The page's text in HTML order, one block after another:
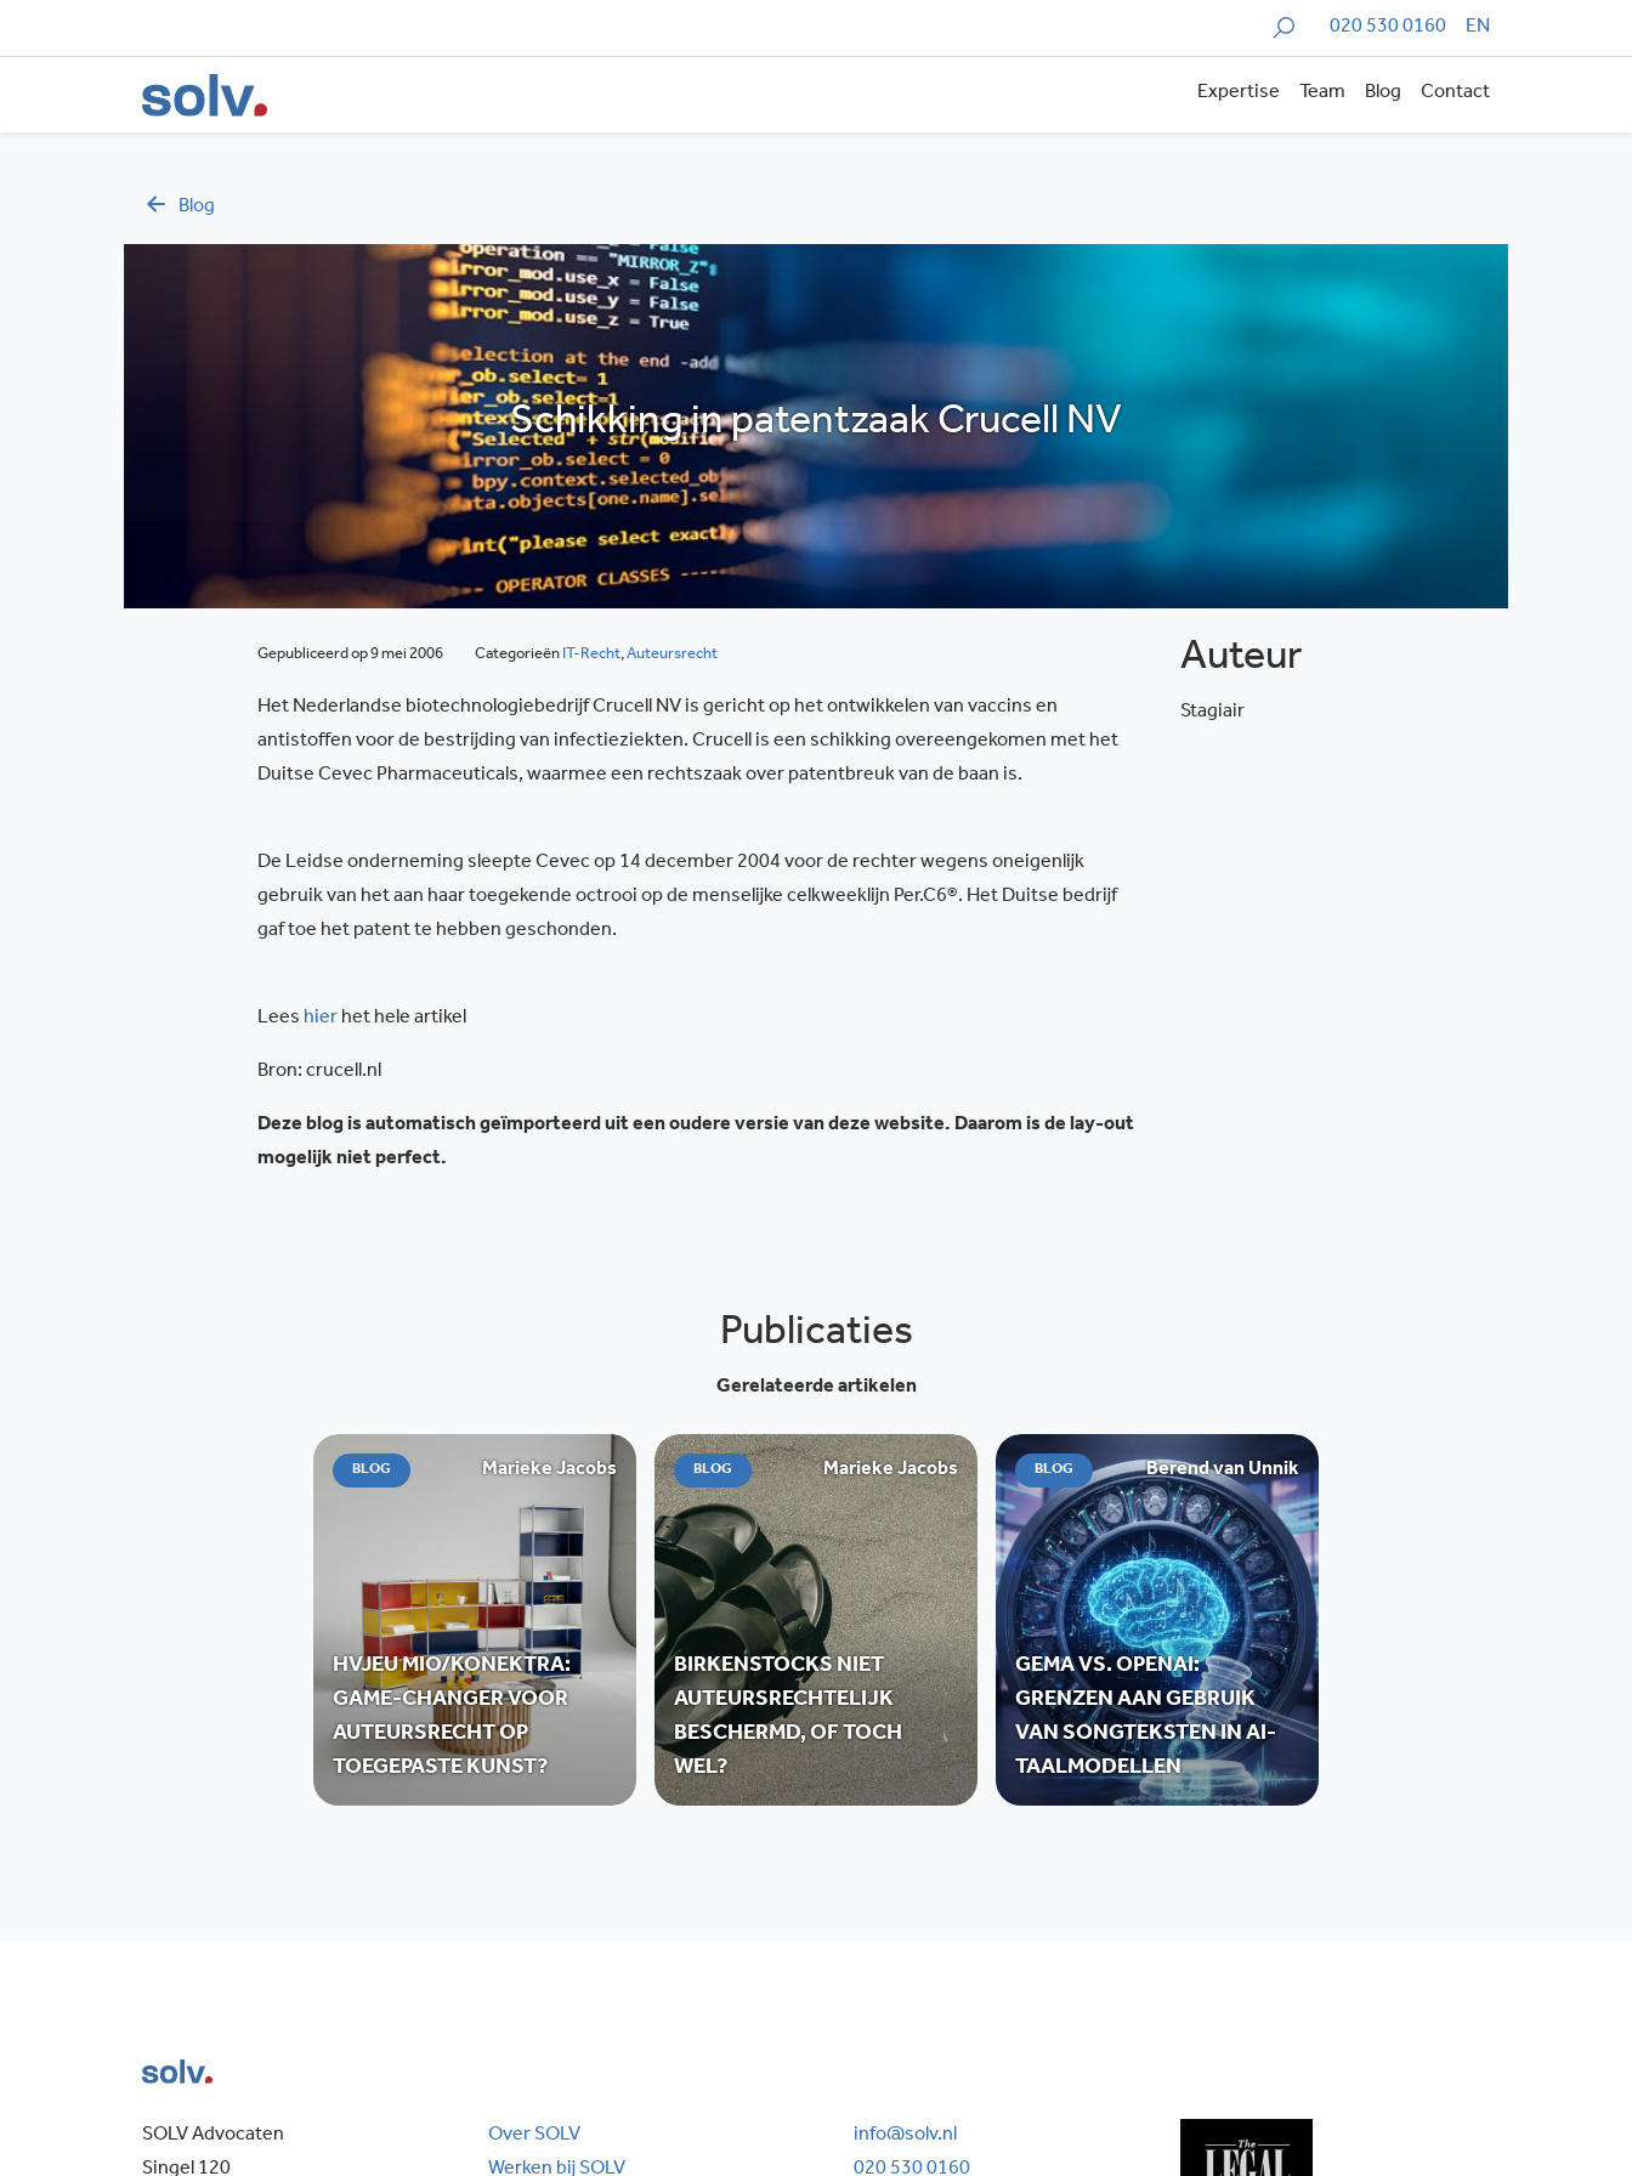
Zoeken 020 530 0160 EN
Expertise Team Blog Contact
Blog
Schikking in patentzaak Crucell NV
Gepubliceerd op 9 mei 2006 Categorieën IT-Recht,Auteursrecht
Het Nederlandse biotechnologiebedrijf Crucell NV is gericht op het ontwikkelen van vaccins en
antistoffen voor de bestrijding van infectieziekten. Crucell is een schikking overeengekomen met het
Duitse Cevec Pharmaceuticals, waarmee een rechtszaak over patentbreuk van de baan is.
De Leidse onderneming sleepte Cevec op 14 december 2004 voor de rechter wegens oneigenlijk
gebruik van het aan haar toegekende octrooi op de menselijke celkweeklijn Per.C6®. Het Duitse bedrijf
gaf toe het patent te hebben geschonden.
Lees hier het hele artikel
Bron: crucell.nl
Deze blog is automatisch geïmporteerd uit een oudere versie van deze website. Daarom is de lay-out
mogelijk niet perfect.
Auteur
Stagiair
Publicaties
Gerelateerde artikelen
BLOG Marieke Jacobs
HVJEU MIO/KONEKTRA:
GAME-CHANGER VOOR
AUTEURSRECHT OP
TOEGEPASTE KUNST?
BLOG Marieke Jacobs
BIRKENSTOCKS NIET
AUTEURSRECHTELIJK
BESCHERMD, OF TOCH
WEL?
BLOG Berend van Unnik
GEMA VS. OPENAI:
GRENZEN AAN GEBRUIK
VAN SONGTEKSTEN IN AI-
TAALMODELLEN
SOLV Advocaten
Singel 120
Over SOLV
Werken bij SOLV
info@solv.nl
020 530 0160